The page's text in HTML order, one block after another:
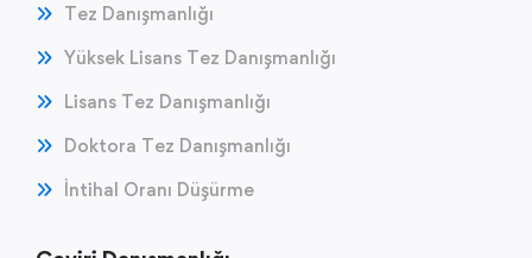
Tez Danışmanlığı
Yüksek Lisans Tez Danışmanlığı
Lisans Tez Danışmanlığı
Doktora Tez Danışmanlığı
İntihal Oranı Düşürme